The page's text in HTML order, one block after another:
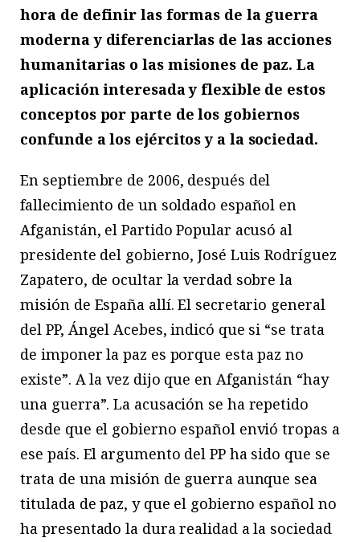
hora de definir las formas de la guerra
moderna y diferenciarlas de las acciones
humanitarias o las misiones de paz. La
aplicación interesada y flexible de estos
conceptos por parte de los gobiernos
confunde a los ejércitos y a la sociedad.
En septiembre de 2006, después del
fallecimiento de un soldado español en
Afganistán, el Partido Popular acusó al
presidente del gobierno, José Luis Rodríguez
Zapatero, de ocultar la verdad sobre la
misión de España allí. El secretario general
del PP, Ángel Acebes, indicó que si “se trata
de imponer la paz es porque esta paz no
existe”. A la vez dijo que en Afganistán “hay
una guerra”. La acusación se ha repetido
desde que el gobierno español envió tropas a
ese país. El argumento del PP ha sido que se
trata de una misión de guerra aunque sea
titulada de paz, y que el gobierno español no
ha presentado la dura realidad a la sociedad